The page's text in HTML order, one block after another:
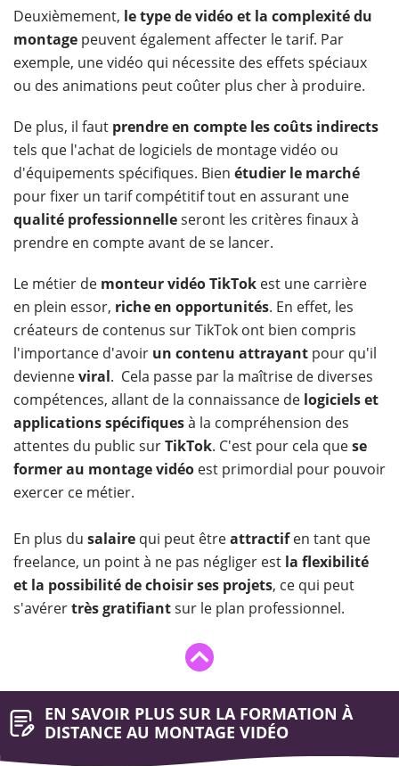
Deuxièmement, le type de vidéo et la complexité du
montage peuvent également affecter le tarif. Par
exemple, une vidéo qui nécessite des effets spéciaux
ou des animations peut coûter plus cher à produire.
De plus, il faut prendre en compte les coûts indirects
tels que l'achat de logiciels de montage vidéo ou
d'équipements spécifiques. Bien étudier le marché
pour fixer un tarif compétitif tout en assurant une
qualité professionnelleseront les critères finaux à
prendre en compte avant de se lancer.
Le métier de monteur vidéo TikTok est une carrière
en plein essor, riche en opportunités. En effet, les
créateurs de contenus sur TikTok ont bien compris
l'importance d'avoir un contenu attrayant pour qu'il
devienneviral. Cela passe par la maîtrise de diverses
compétences, allant de la connaissance de logiciels et
applications spécifiquesà la compréhension des
attentes du public surTikTok. C'est pour cela quese
former au montage vidéo est primordial pour pouvoir
exercer ce métier.
En plus du salaire qui peut êtreattractifen tant que
freelance, un point à ne pas négliger est la flexibilité
et la possibilité de choisir ses projets, ce qui peut
s'avérertrès gratifiantsur le plan professionnel.
EN SAVOIR PLUS SUR LA FORMATION À
DISTANCE AU MONTAGE VIDÉO